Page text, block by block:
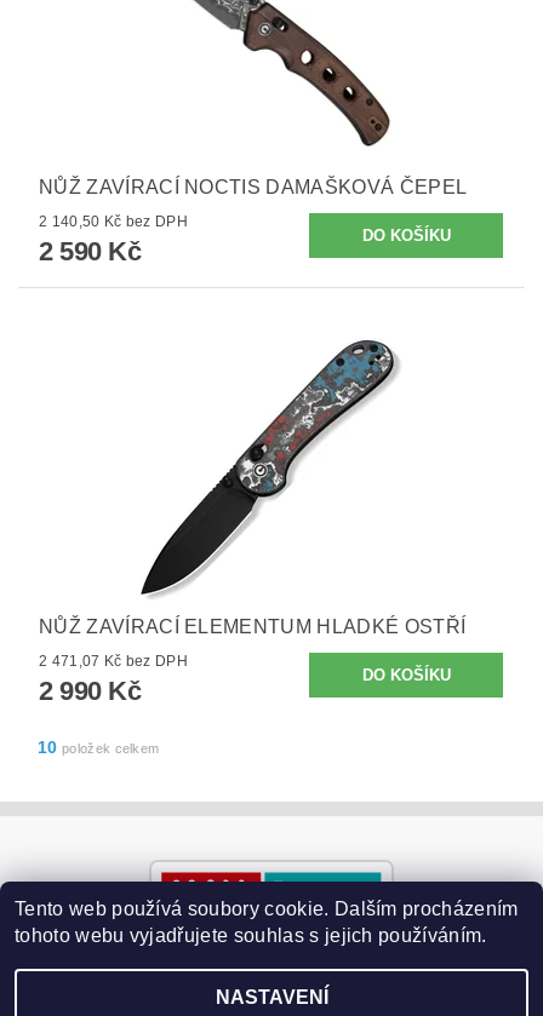
NŮŽ ZAVÍRACÍ NOCTIS DAMAŠKOVÁ ČEPEL
2 140,50 Kč bez DPH
2 590 Kč
NŮŽ ZAVÍRACÍ ELEMENTUM HLADKÉ OSTŘÍ
2 471,07 Kč bez DPH
2 990 Kč
10 položek celkem
Tento web používá soubory cookie. Dalším procházením
tohoto webu vyjadřujete souhlas s jejich používáním.
NASTAVENÍ